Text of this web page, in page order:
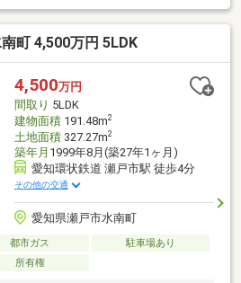
可能！●道路より敷地が高いため、日
も守られています！【周辺施設】●
（徒歩25分）●医療法人青山病院ま
薬局瀬戸西山店まで1530m（徒歩20
町 4,500万円 5LDK
4,500万円
間取り 5LDK
建物面積191.48m2
土地面積327.27m2
築年月 1999年8月(築27年1ヶ月)
愛知環状鉄道 瀬戸市駅 徒歩4分
その他の交通
愛知県瀬戸市水南町
都市ガス
駐車場あり
所有権